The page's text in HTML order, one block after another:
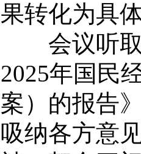
果转化为具
会议听取
2025年国民
案）的报告
吸纳各方意